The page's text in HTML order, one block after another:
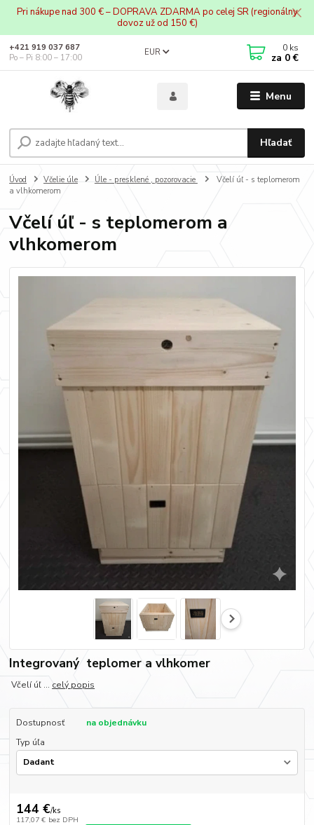
Pri nákupe nad 300 € – DOPRAVA ZDARMA po celej SR (regionálny
dovoz už od 150 €)
Menu
EUR
Hľadať
+421 919 037 687
Po – Pi 8:00 – 17:00
0 ks
za 0 €
Úvod Včelie úle Úle - presklené , pozorovacie
Včelí úľ - s teplomerom
a vlhkomerom
Včelí úľ - s teplomerom a
vlhkomerom
Integrovaný teplomer a vlhkomer
Včelí úľ ... celý popis
Dostupnosť
na objednávku
Typ úľa
144 €/ks
117,07 € bez DPH